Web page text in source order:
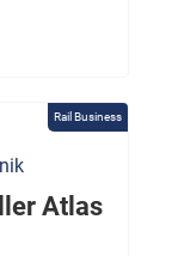
Rail Business
Atlas